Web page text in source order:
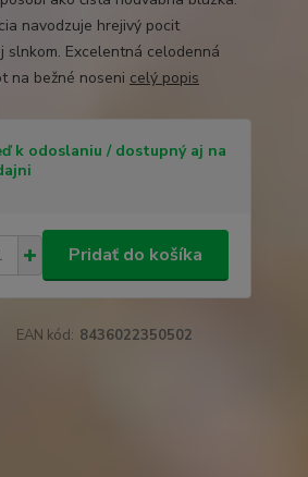
navodzuje hrejivý pocit
slnkom. Excelentná celodenná
na bežné noseni celý popis
k odoslaniu / dostupný aj na
Pridať do košíka
EAN kód: 8436022350502